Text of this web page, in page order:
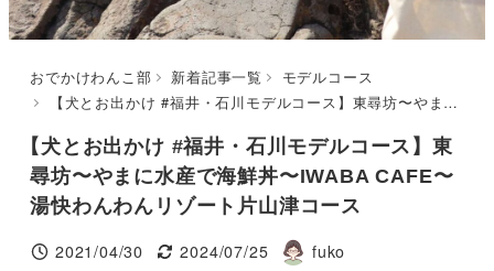
おでかけわんこ部 新着記事一覧
モデルコース
【犬とお出かけ #福井・石川モデルコース】東尋坊〜やまに水産で海鮮丼〜IWABA CAFE〜湯快わんわんリゾート片山津コース
【犬とお出かけ #福井・石川モデルコース】東
尋坊〜やまに水産で海鮮丼〜IWABA CAFE〜
湯快わんわんリゾート片山津コース
投稿日
2021/04/30
更新日
2024/07/25
著
fuko